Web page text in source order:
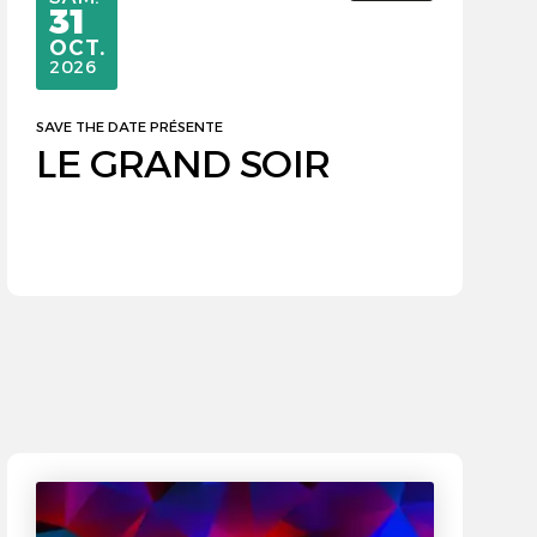
31
OCTOBRE
OCT.
2026
SAVE THE DATE PRÉSENTE
LE GRAND SOIR